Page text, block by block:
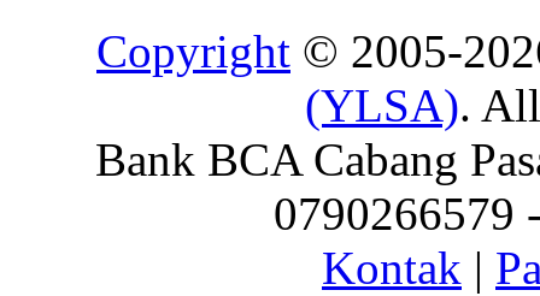
Copyright © 2005-
(YLSA).
Bank BCA Cabang
0790266579
Kontak |